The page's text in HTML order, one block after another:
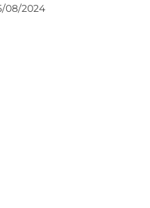
08/2024